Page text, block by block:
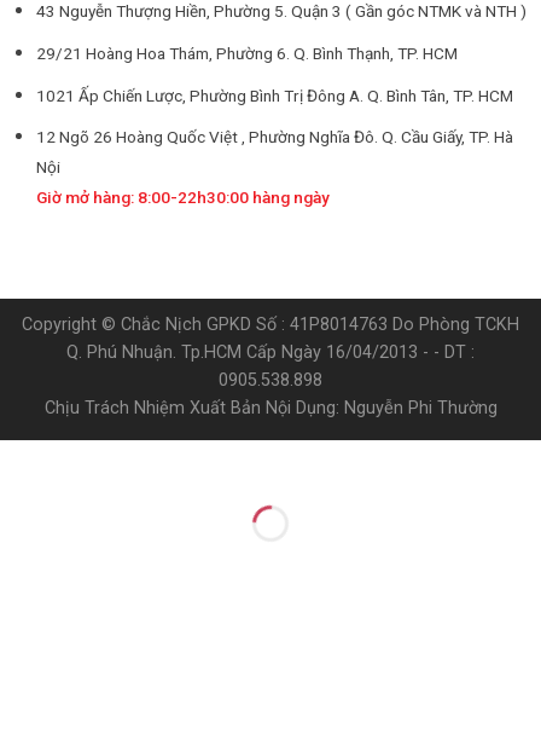
43 Nguyễn Thượng Hiền, Phường 5. Quận 3 ( Gần góc NTMK và NTH )
29/21 Hoàng Hoa Thám, Phường 6. Q. Bình Thạnh, TP. HCM
1021 Ấp Chiến Lược, Phường Bình Trị Đông A. Q. Bình Tân, TP. HCM
12 Ngõ 26 Hoàng Quốc Việt , Phường Nghĩa Đô. Q. Cầu Giấy, TP. Hà
Nội
Giờ mở hàng: 8:00-22h30:00 hàng ngày
Copyright © Chắc Nịch GPKD Số : 41P8014763 Do Phòng TCKH
Q. Phú Nhuận. Tp.HCM Cấp Ngày 16/04/2013 - - DT :
0905.538.898
Chịu Trách Nhiệm Xuất Bản Nội Dụng: Nguyễn Phi Thường